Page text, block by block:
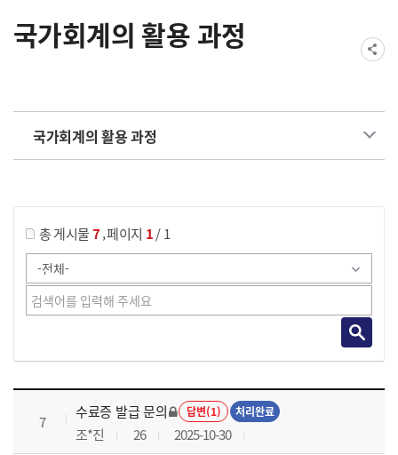
국가회계의 활용 과정
국가회계의 활용 과정
총 게시물7,페이지 1/ 1
국가회계의 활용 과정 목록 으로 번호, 제목, 작성자, 조회수, 등록 일로 나열 되고 있습니다.
7
수료증 발급 문의 답변(1) 처리완료
조*진 26 2025-10-30